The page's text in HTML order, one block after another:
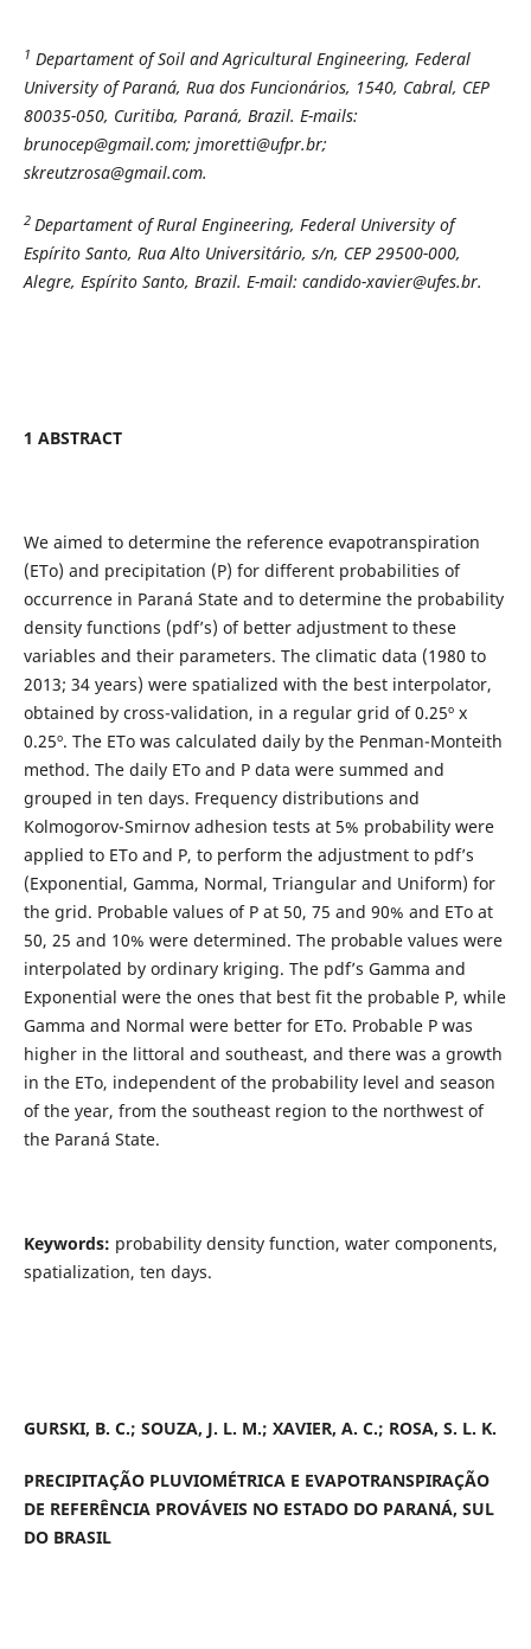
1 Departament of Soil and Agricultural Engineering, Federal
University of Paraná, Rua dos Funcionários, 1540, Cabral, CEP
80035-050, Curitiba, Paraná, Brazil. E-mails:
brunocep@gmail.com; jmoretti@ufpr.br;
skreutzrosa@gmail.com.
2 Departament of Rural Engineering, Federal University of
Espírito Santo, Rua Alto Universitário, s/n, CEP 29500-000,
Alegre, Espírito Santo, Brazil. E-mail: candido-xavier@ufes.br.
1 ABSTRACT
We aimed to determine the reference evapotranspiration
(ETo) and precipitation (P) for different probabilities of
occurrence in Paraná State and to determine the probability
density functions (pdf’s) of better adjustment to these
variables and their parameters. The climatic data (1980 to
2013; 34 years) were spatialized with the best interpolator,
obtained by cross-validation, in a regular grid of 0.25º x
0.25º. The ETo was calculated daily by the Penman-Monteith
method. The daily ETo and P data were summed and
grouped in ten days. Frequency distributions and
Kolmogorov-Smirnov adhesion tests at 5% probability were
applied to ETo and P, to perform the adjustment to pdf’s
(Exponential, Gamma, Normal, Triangular and Uniform) for
the grid. Probable values of P at 50, 75 and 90% and ETo at
50, 25 and 10% were determined. The probable values were
interpolated by ordinary kriging. The pdf’s Gamma and
Exponential were the ones that best fit the probable P, while
Gamma and Normal were better for ETo. Probable P was
higher in the littoral and southeast, and there was a growth
in the ETo, independent of the probability level and season
of the year, from the southeast region to the northwest of
the Paraná State.
Keywords: probability density function, water components,
spatialization, ten days.
GURSKI, B. C.; SOUZA, J. L. M.; XAVIER, A. C.; ROSA, S. L. K.
PRECIPITAÇÃO PLUVIOMÉTRICA E EVAPOTRANSPIRAÇÃO
DE REFERÊNCIA PROVÁVEIS NO ESTADO DO PARANÁ, SUL
DO BRASIL